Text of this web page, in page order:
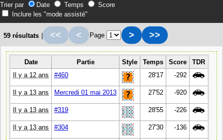
Trier par Date Temps
Score
Inclure les "mode assisté"
59 résultats << < Page > >>
Date Partie Style Temps Score
TDR
Il y a 12 ans
#460 28'17 -292
Il y a 13 ans Mercredi 01 mai 2013 27'52 -920
Il y a 13 ans #319 28'55 -226
Il y a 13 ans #304 27'30 -136